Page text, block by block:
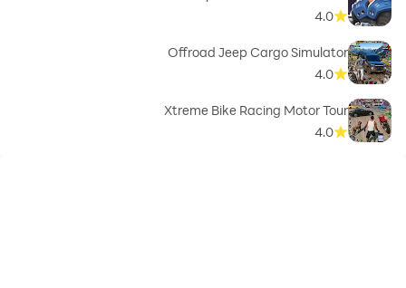
4.0
Offroad Jeep Cargo Simulator
4.0
Xtreme Bike Racing Motor Tour
4.0